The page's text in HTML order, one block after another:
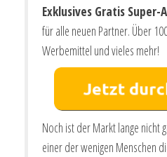
Exklusives Gratis
für alle neuen Partner. Über
Werbemittel und vieles mehr!
Noch ist der Markt lange nicht
einer der wenigen Menschen